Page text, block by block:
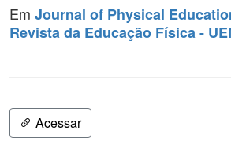
Em Journal of Physical
Revista da Educação Física -
Acessar